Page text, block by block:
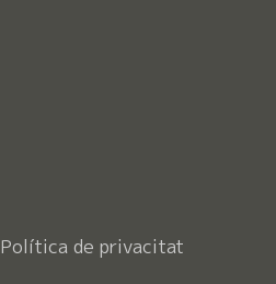
Política de privacitat